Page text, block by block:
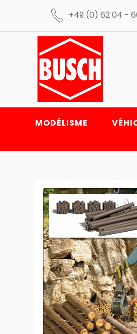
+49 (0) 62 04 -
MODÉLISME